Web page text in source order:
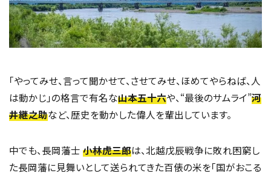
「やってみせ、言って聞かせて、させてみせ、ほめてやらねば、人
は動かじ」の格言で有名な山本五十六や、“最後のサムライ”河
井継之助など、歴史を動かした偉人を輩出しています。
中でも、長岡藩士 小林虎三郎は、北越戊辰戦争に敗れ困窮し
た長岡藩に見舞いとして送られてきた百俵の米を「国がおこる